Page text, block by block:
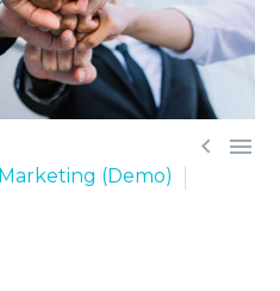
 
Marketing (Demo)